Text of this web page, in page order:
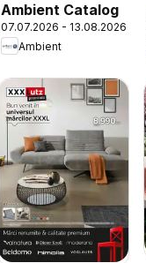
Ambient Catalog
07.07.2026 - 13.08.2026
Ambient